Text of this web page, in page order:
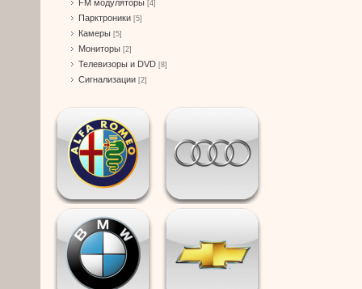
FM модуляторы [4]
Парктроники [5]
Камеры [5]
Мониторы [2]
Телевизоры и DVD [8]
Сигнализации [2]